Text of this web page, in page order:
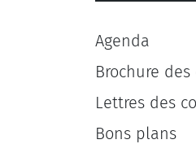
Agenda
Brochure
Lettres des
Bons plans